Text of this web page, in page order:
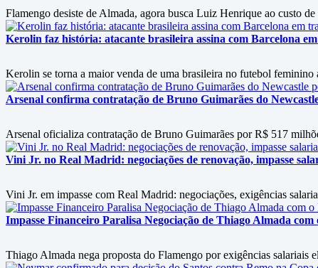
Flamengo desiste de Almada, agora busca Luiz Henrique ao custo
Kerolin faz história: atacante brasileira assina com Barcelona
Kerolin se torna a maior venda de uma brasileira no futebol
Arsenal confirma contratação de Bruno Guimarães do
Arsenal oficializa contratação de Bruno Guimarães por R$ 517
Vini Jr. no Real Madrid: negociações de renovação, impasse
Vini Jr. em impasse com Real Madrid: negociações, exigências
Impasse Financeiro Paralisa Negociação de Thiago Almada com
Thiago Almada nega proposta do Flamengo por exigências salariais